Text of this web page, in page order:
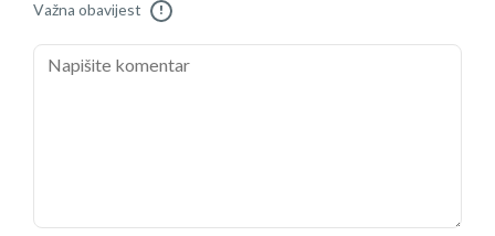
Važna obavijest !